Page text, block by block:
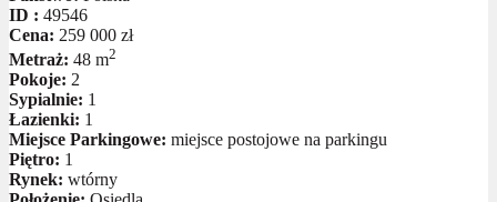
ID : 49546
Cena: 259 000 zł
Metraż: 48 m2
Pokoje: 2
Sypialnie: 1
Łazienki: 1
Miejsce Parkingowe: miejsce postojowe na parkingu
Piętro: 1
Rynek: wtórny